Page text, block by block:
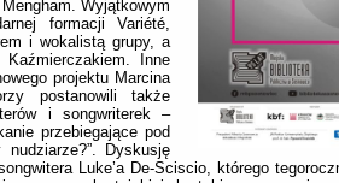
Wyjątkowym
formacji Variété,
i wokalistą grupy, a
Kaźmierczakiem. Inne
projektu Marcina
postanowili także
i songwriterek –
przebiegające pod
Dyskusję
Luke’a De-Sciscio, którego